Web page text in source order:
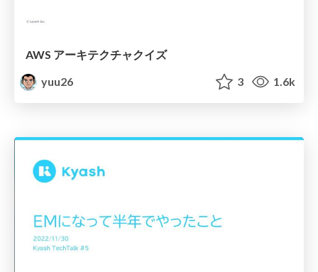
AWS アーキテクチャクイズ
yuu26
3 1.6k